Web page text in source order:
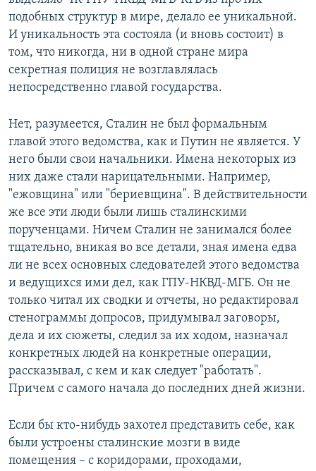
подобных структур в мире, делало ее уникальной.
И уникальность эта состояла (и вновь состоит) в
том, что никогда, ни в одной стране мира
секретная полиция не возглавлялась
непосредственно главой государства.
Нет, разумеется, Сталин не был формальным
главой этого ведомства, как и Путин не является. У
него были свои начальники. Имена некоторых из
них даже стали нарицательными. Например,
"ежовщина" или "бериевщина". В действительности
же все эти люди были лишь сталинскими
порученцами. Ничем Сталин не занимался более
тщательно, вникая во все детали, зная имена едва
ли не всех основных следователей этого ведомства
и ведущихся ими дел, как ГПУ-НКВД-МГБ. Он не
только читал их сводки и отчеты, но редактировал
стенограммы допросов, придумывал заговоры,
дела и их сюжеты, следил за их ходом, назначал
конкретных людей на конкретные операции,
рассказывал, с кем и как следует "работать".
Причем с самого начала до последних дней жизни.
Если бы кто-нибудь захотел представить себе, как
были устроены сталинские мозги в виде
помещения – с коридорами, проходами,